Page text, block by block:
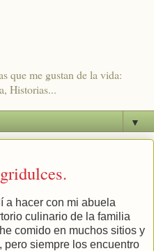
que me gustan de la vida:
Historias...
▼
a hacer con mi abuela
culinario de la familia
comido en muchos sitios y
siempre los encuentro